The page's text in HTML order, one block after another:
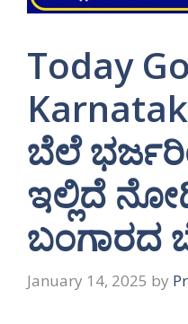
Today
ಬೆಲೆ
ಇಲ್ಲಿದೆ
ಬಂಗಾರದ
January 14, 2025 by